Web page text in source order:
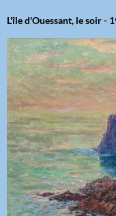
L'île d'Ouessant, le soir -